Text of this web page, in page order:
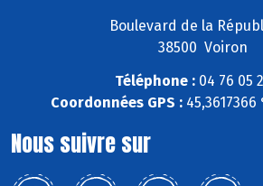
Boulevard de la
38500 Voiron
Téléphone :04 76 05
Coordonnées GPS :45,3617366
Nous suivre sur